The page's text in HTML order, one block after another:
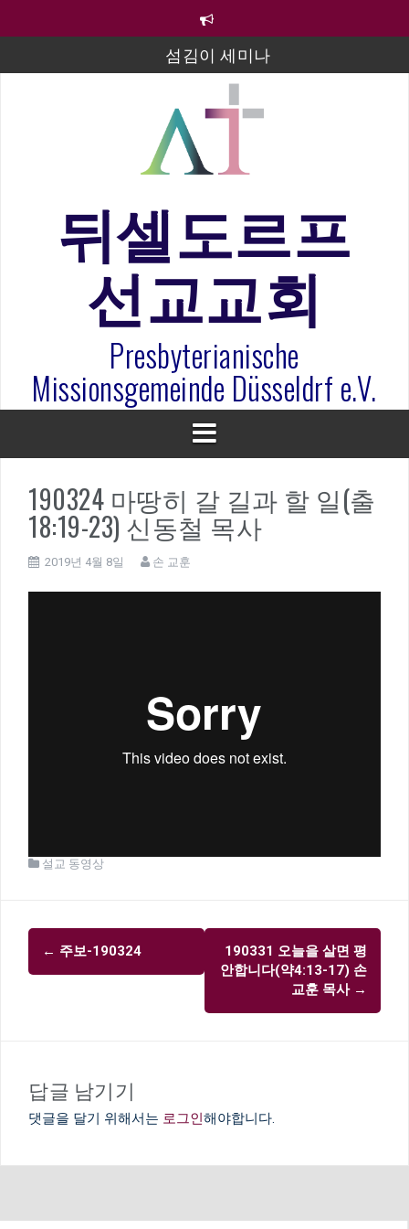
섬김이 세미나
김태희 자매 졸업연주
2023년 어린이 주일 유초등부 발표
라합3 나라 봉헌송
은퇴사-우선화 권사
20260322 주안에 가만히 머물기(요한복음 15:1-17) 손
훈목사
뒤셀도르프
선교교회
Presbyterianische
Missionsgemeinde Düsseldrf e.V.
190324 마땅히 갈 길과 할 일(출
18:19-23) 신동철 목사
2019년 4월 8일 손 교훈
설교 동영상
글
내
션
← 주보-190324
190331 오늘을 살면 평
안합니다(약4:13-17) 손
교훈 목사 →
답글 남기기
댓글을 달기 위해서는 로그인해야합니다.